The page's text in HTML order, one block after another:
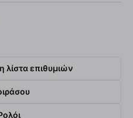
λίστα επιθυμιών